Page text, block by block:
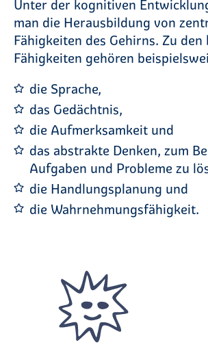
Unter der kognitiven
man die Herausbildung von
Fähigkeiten des Gehirns. Zu
Fähigkeiten gehören
die Sprache,
das Gedächtnis,
die Aufmerksamkeit und
das abstrakte Denken, zum
Aufgaben und Probleme zu
die Handlungsplanung und
die Wahrnehmungsfähigkeit.